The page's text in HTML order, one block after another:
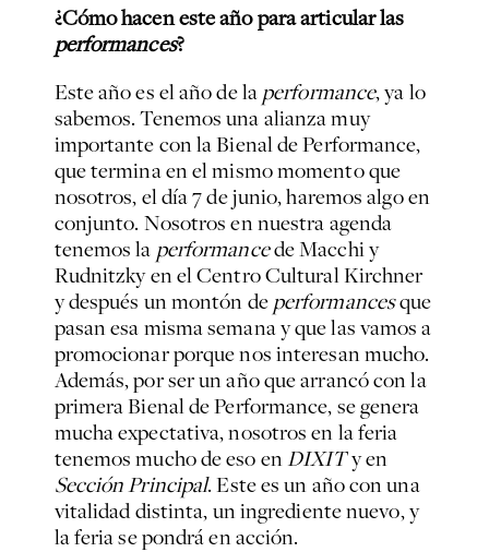
¿Cómo hacen este año para articular las
performances?
Este año es el año de laperformance, ya lo
sabemos. Tenemos una alianza muy
importante con la Bienal de Performance,
que termina en el mismo momento que
nosotros, el día 7 de junio, haremos algo en
conjunto. Nosotros en nuestra agenda
tenemos la performancede Macchi y
Rudnitzky en el Centro Cultural Kirchner
y después un montón deperformancesque
pasan esa misma semana y que las vamos a
promocionar porque nos interesan mucho.
Además, por ser un año que arrancó con la
primera Bienal de Performance, se genera
mucha expectativa, nosotros en la feria
tenemos mucho de eso enDIXITy en
Sección Principal. Este es un año con una
vitalidad distinta, un ingrediente nuevo, y
la feria se pondrá en acción.